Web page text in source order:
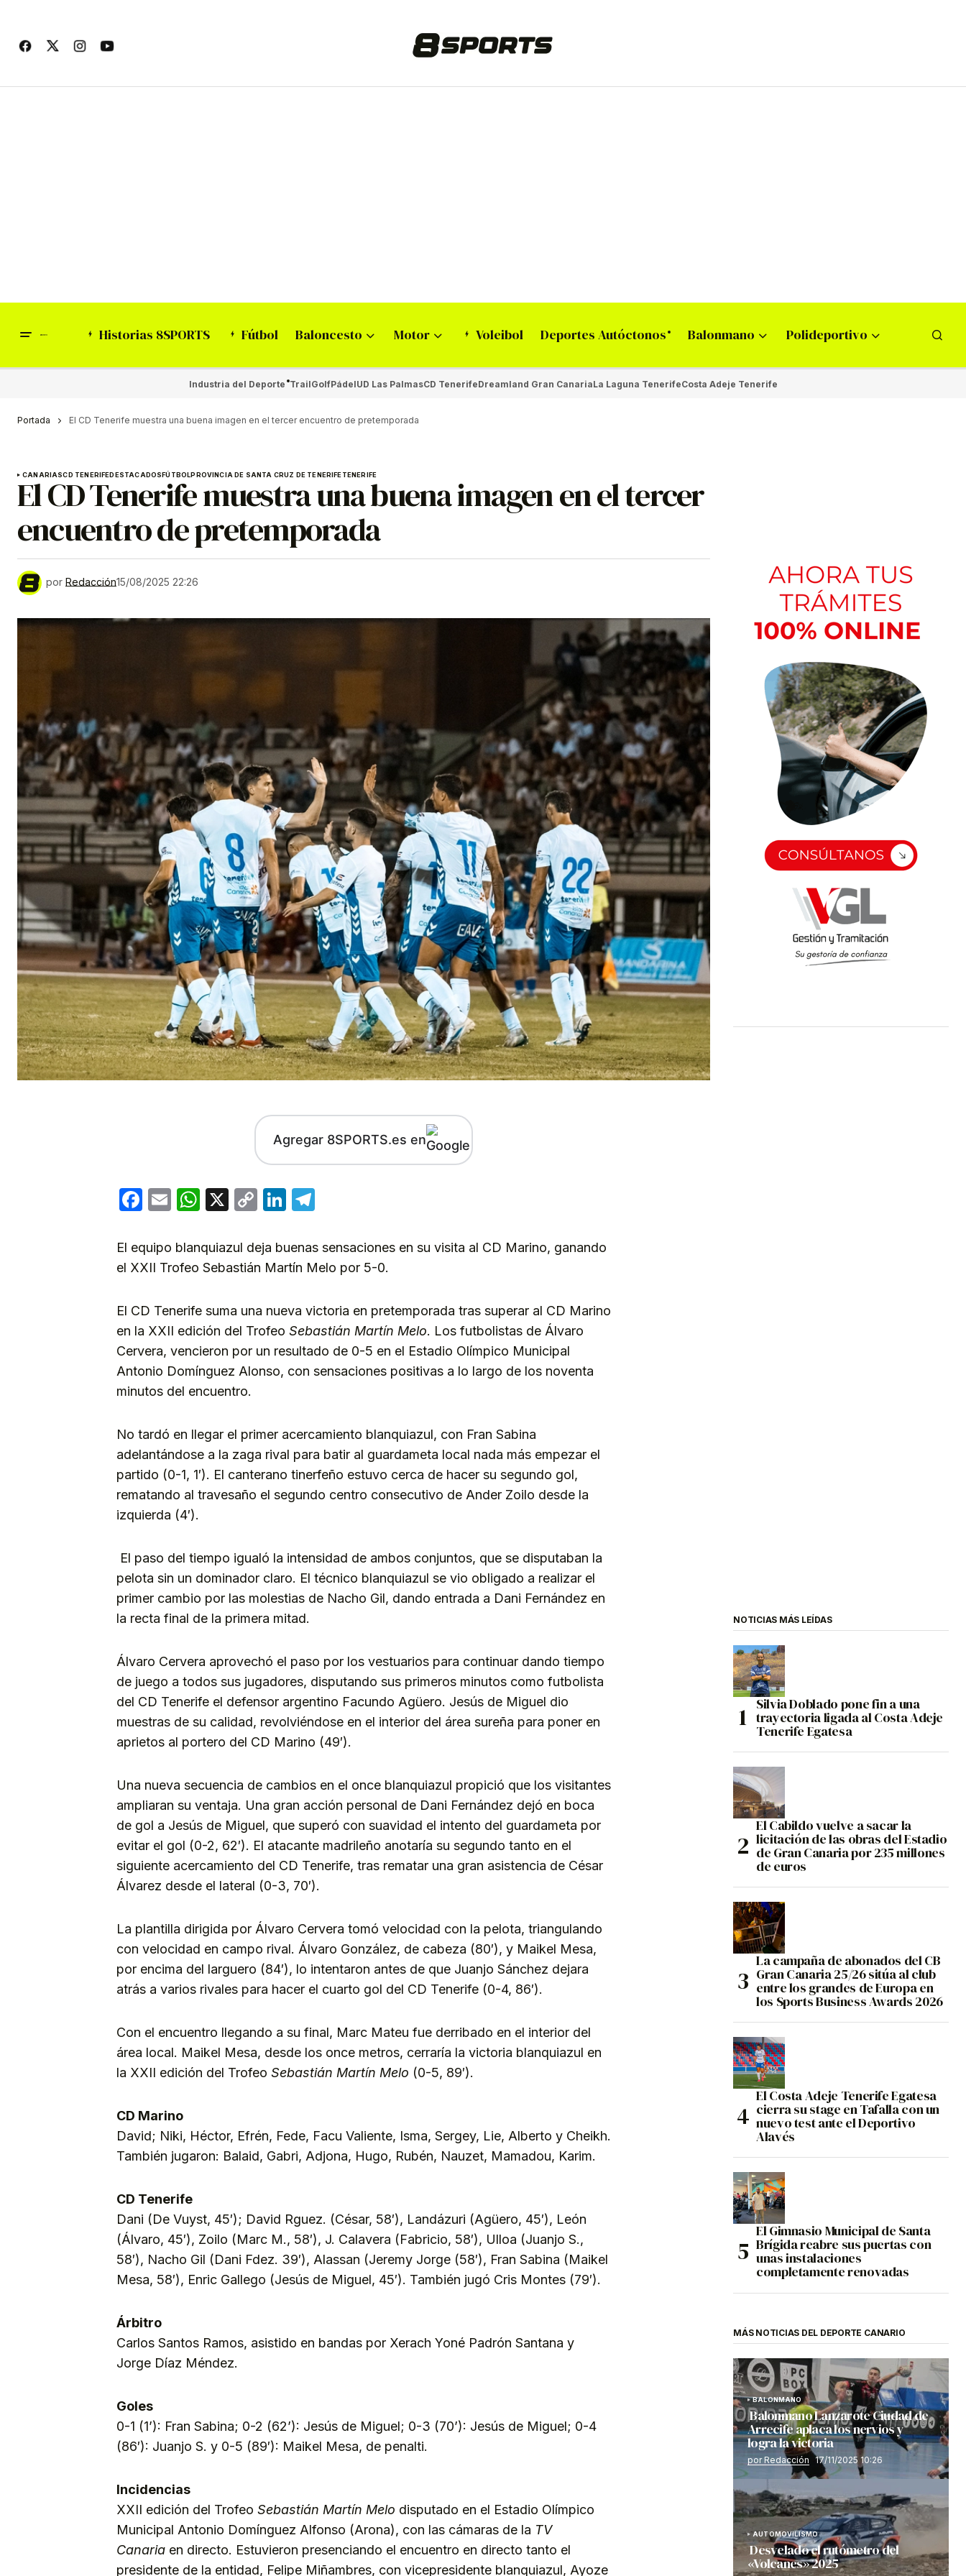
Historias 8SPORTS Fútbol Baloncesto Motor Voleibol Deportes Autóctonos Balonmano Polideportivo
Industria del Deporte TrailGolfPádelUD Las PalmasCD TenerifeDreamland Gran CanariaLa Laguna TenerifeCosta Adeje Tenerife
Portada El CD Tenerife muestra una buena imagen en el tercer encuentro de pretemporada
CANARIASCD TENERIFEDESTACADOSFÚTBOLPROVINCIA DE SANTA CRUZ DE TENERIFETENERIFE
El CD Tenerife muestra una buena imagen en el tercer
encuentro de pretemporada
por Redacción15/08/2025 22:26
Agregar 8SPORTS.es en
Facebook
EmailWhatsApp
X
CopyLinkedIn
El equipo blanquiazul deja buenas sensaciones en su visita al CD Marino, ganando
el XXII Trofeo Sebastián Martín Melo por 5-0.
El CD Tenerife suma una nueva victoria en pretemporada tras superar al CD Marino
en la XXII edición del Trofeo Sebastián Martín Melo. Los futbolistas de Álvaro
Cervera, vencieron por un resultado de 0-5 en el Estadio Olímpico Municipal
Antonio Domínguez Alonso, con sensaciones positivas a lo largo de los noventa
minutos del encuentro.
No tardó en llegar el primer acercamiento blanquiazul, con Fran Sabina
adelantándose a la zaga rival para batir al guardameta local nada más empezar el
partido (0-1, 1′). El canterano tinerfeño estuvo cerca de hacer su segundo gol,
rematando al travesaño el segundo centro consecutivo de Ander Zoilo desde la
izquierda (4′).
El paso del tiempo igualó la intensidad de ambos conjuntos, que se disputaban la
pelota sin un dominador claro. El técnico blanquiazul se vio obligado a realizar el
primer cambio por las molestias de Nacho Gil, dando entrada a Dani Fernández en
la recta final de la primera mitad.
Álvaro Cervera aprovechó el paso por los vestuarios para continuar dando tiempo
de juego a todos sus jugadores, disputando sus primeros minutos como futbolista
del CD Tenerife el defensor argentino Facundo Agüero. Jesús de Miguel dio
muestras de su calidad, revolviéndose en el interior del área sureña para poner en
aprietos al portero del CD Marino (49′).
Una nueva secuencia de cambios en el once blanquiazul propició que los visitantes
ampliaran su ventaja. Una gran acción personal de Dani Fernández dejó en boca
de gol a Jesús de Miguel, que superó con suavidad el intento del guardameta por
evitar el gol (0-2, 62′). El atacante madrileño anotaría su segundo tanto en el
siguiente acercamiento del CD Tenerife, tras rematar una gran asistencia de César
Álvarez desde el lateral (0-3, 70′).
La plantilla dirigida por Álvaro Cervera tomó velocidad con la pelota, triangulando
con velocidad en campo rival. Álvaro González, de cabeza (80′), y Maikel Mesa,
por encima del larguero (84′), lo intentaron antes de que Juanjo Sánchez dejara
atrás a varios rivales para hacer el cuarto gol del CD Tenerife (0-4, 86′).
Con el encuentro llegando a su final, Marc Mateu fue derribado en el interior del
área local. Maikel Mesa, desde los once metros, cerraría la victoria blanquiazul en
la XXII edición del Trofeo Sebastián Martín Melo (0-5, 89′).
CD Marino
David; Niki, Héctor, Efrén, Fede, Facu Valiente, Isma, Sergey, Lie, Alberto y Cheikh.
También jugaron: Balaid, Gabri, Adjona, Hugo, Rubén, Nauzet, Mamadou, Karim.
CD Tenerife
Dani (De Vuyst, 45′); David Rguez. (César, 58′), Landázuri (Agüero, 45′), León
(Álvaro, 45′), Zoilo (Marc M., 58′), J. Calavera (Fabricio, 58′), Ulloa (Juanjo S.,
58′), Nacho Gil (Dani Fdez. 39′), Alassan (Jeremy Jorge (58′), Fran Sabina (Maikel
Mesa, 58′), Enric Gallego (Jesús de Miguel, 45′). También jugó Cris Montes (79′).
Árbitro
Carlos Santos Ramos, asistido en bandas por Xerach Yoné Padrón Santana y
Jorge Díaz Méndez.
Goles
0-1 (1’): Fran Sabina; 0-2 (62’): Jesús de Miguel; 0-3 (70’): Jesús de Miguel; 0-4
(86′): Juanjo S. y 0-5 (89′): Maikel Mesa, de penalti.
Incidencias
XXII edición del Trofeo Sebastián Martín Melo disputado en el Estadio Olímpico
Municipal Antonio Domínguez Alfonso (Arona), con las cámaras de la TV
Canaria en directo. Estuvieron presenciando el encuentro en directo tanto el
presidente de la entidad, Felipe Miñambres, con vicepresidente blanquiazul, Ayoze
NOTICIAS MÁS LEÍDAS
Silvia Doblado pone fin a una
trayectoria ligada al Costa Adeje
Tenerife Egatesa
El Cabildo vuelve a sacar la
licitación de las obras del Estadio
de Gran Canaria por 235 millones
de euros
La campaña de abonados del CB
Gran Canaria 25/26 sitúa al club
entre los grandes de Europa en
los Sports Business Awards 2026
El Costa Adeje Tenerife Egatesa
cierra su stage en Tafalla con un
nuevo test ante el Deportivo
Alavés
El Gimnasio Municipal de Santa
Brígida reabre sus puertas con
unas instalaciones
completamente renovadas
MÁS NOTICIAS DEL DEPORTE CANARIO
BALONMANO
Balonmano Lanzarote Ciudad de
Arrecife aplaca los nervios y
logra la victoria
por Redacción 17/11/2025 10:26
AUTOMOVILISMO
Desvelado el rutómetro del
«Volcanes» 2025